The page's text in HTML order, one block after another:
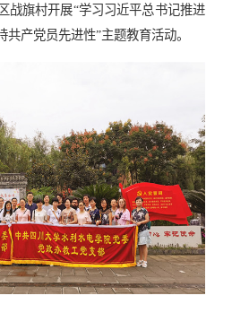
战旗村开展“学习习近平总书记推进
产党员先进性”主题教育活动。